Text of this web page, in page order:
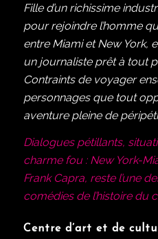
Fille d’un richissime
pour rejoindre l’homme
entre Miami et New York,
un journaliste prêt à tout
Contraints de voyager
personnages que tout
aventure pleine de
Dialogues pétillants,
charme fou : New York-
Frank Capra, reste l’une
comédies de l’histoire du
Centre d’art et de